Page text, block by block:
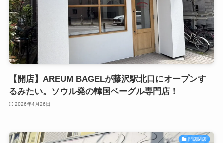
【開店】AREUM BAGELが藤沢駅北口にオープンす
るみたい。ソウル発の韓国ベーグル専門店！
2026年4月26日
開店閉店